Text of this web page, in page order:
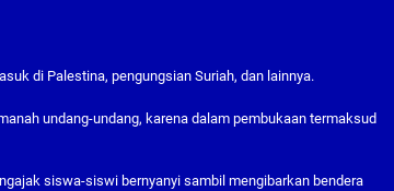
di Palestina, pengungsian Suriah, dan lainnya.
undang-undang, karena dalam pembukaan termaksud
siswa-siswi bernyanyi sambil mengibarkan bendera